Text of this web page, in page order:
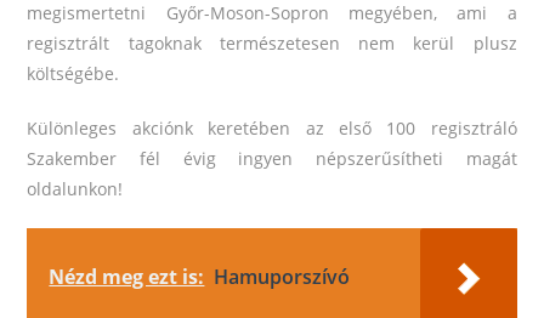
megismertetni Győr-Moson-Sopron megyében, ami a
regisztrált tagoknak természetesen nem kerül plusz
költségébe.
Különleges akciónk keretében az első 100 regisztráló
Szakember fél évig ingyen népszerűsítheti magát
oldalunkon!
Nézd meg ezt is: Hamuporszívó